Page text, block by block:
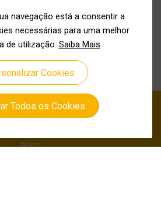
de Privacidade
RGPC
navegação está a consentir a
necessárias para uma melhor
de utilização. Saiba Mais
Cookies
Todos os Cookies